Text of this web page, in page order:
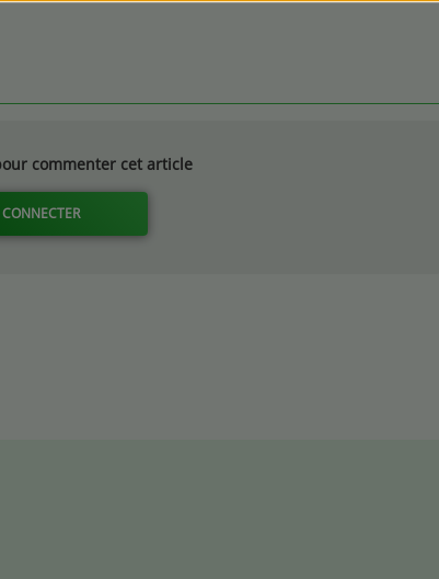
commenter cet article
CONNECTER